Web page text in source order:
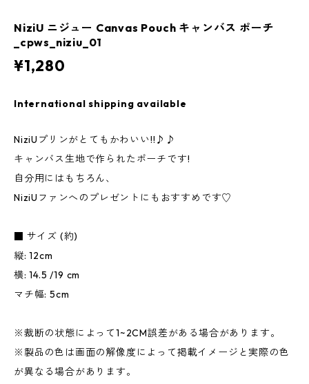
NiziU ニジュー Canvas Pouch キャンバス ポーチ
_cpws_niziu_01
¥1,280
International shipping available
NiziUプリンがとてもかわいい!!♪♪
キャンバス生地で作られたポーチです!
自分用にはもちろん、
NiziUファンへのプレゼントにもおすすめです♡
■ サイズ (約)
縦: 12cm
横: 14.5 /19 cm
マチ幅: 5cm
※裁断の状態によって1~2CM誤差がある場合があります。
※製品の色は画面の解像度によって掲載イメージと実際の色
が異なる場合があります。